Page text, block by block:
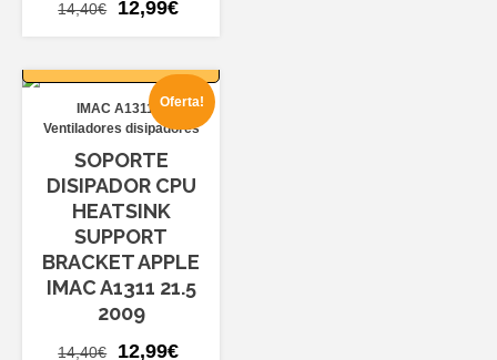
14,40€
era:
14,40€.
12,99€
es:
12,99€.
Oferta!
IMAC A1311
Ventiladores disipadores
SOPORTE
DISIPADOR CPU
HEATSINK
SUPPORT
BRACKET APPLE
IMAC A1311 21.5
2009
14,40€
El
12,99€